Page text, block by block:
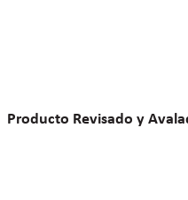
Producto Revisado y